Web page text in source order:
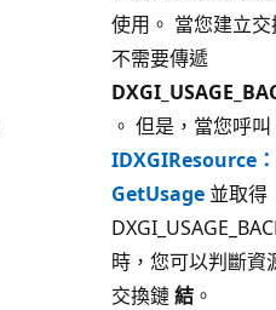
使用。 當您建立
不需要傳遞
。 但是，當您呼叫
IDXGIResource
GetUsage 並取得
時，您可以判斷資
交換鏈 結 。